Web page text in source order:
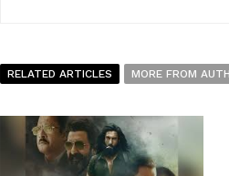
RELATED ARTICLES MORE FROM